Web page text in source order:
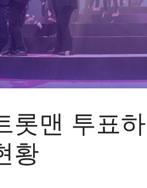
롯맨 투표
황